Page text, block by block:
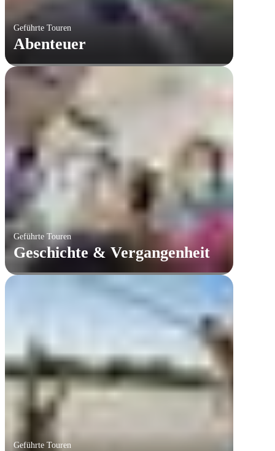
Geführte Touren
Abenteuer
Geführte Touren
Geschichte & Vergangenheit
Geführte Touren